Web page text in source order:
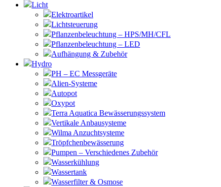
Licht
Elektroartikel
Lichtsteuerung
Pflanzenbeleuchtung – HPS/MH/CFL
Pflanzenbeleuchtung – LED
Aufhängung & Zubehör
Hydro
PH – EC Messgeräte
Alien-Systeme
Autopot
Oxypot
Terra Aquatica Bewässerungssystem
Vertikale Anbausysteme
Wilma Anzuchtsysteme
Tröpfchenbewässerung
Pumpen – Verschiedenes Zubehör
Wasserkühlung
Wassertank
Wasserfilter & Osmose